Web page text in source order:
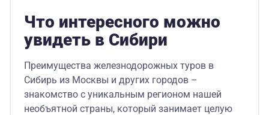
Что интересного можно
увидеть в Сибири
Преимущества железнодорожных туров в
Сибирь из Москвы и других городов –
знакомство с уникальным регионом нашей
необъятной страны, который занимает целую